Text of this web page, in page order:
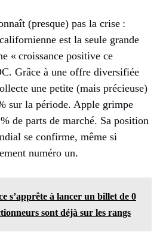
(presque) pas la crise :
est la seule grande
« croissance positive ce
Grâce à une offre diversifiée
une petite (mais précieuse)
sur la période. Apple grimpe
de parts de marché. Sa position
se confirme, même si
numéro un.
s’apprête à lancer un billet de 0
sont déjà sur les rangs